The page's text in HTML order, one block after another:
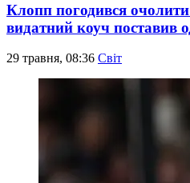
Клопп погодився
видатний коуч поставив
29 травня, 08:36 Світ